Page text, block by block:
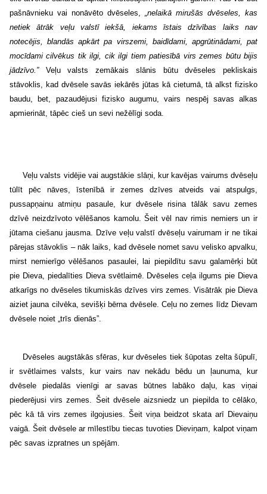
pašnāvnieku vai nonāvēto dvēseles, „nelaikā mirušās dvēseles, kas
netiek ātrāk veļu valstī iekšā, iekams īstais dzīvības laiks nav
notecējis, blandās apkārt pa virszemi, baidīdami, apgrūtinādami, pat
mocīdami cilvēkus tik ilgi, cik ilgi tiem patiesībā virs zemes būtu bijis
jādzīvo.”Veļu valsts zemākais slānis būtu dvēseles pekliskais
stāvoklis, kad dvēsele savās iekārēs jūtas kā cietumā, tā alkst fizisko
baudu, bet, pazaudējusi fizisko augumu, vairs nespēj savas alkas
apmierināt, tāpēc cieš un sevi nežēlīgi soda.
Veļu valsts vidējie vai augstākie slāņi, kur kavējas vairums dvēseļu
tūlīt pēc nāves, īstenībā ir zemes dzīves atveids vai atspulgs,
pussapņainu atmiņu pasaule, kur dvēsele risina tālāk savu zemes
dzīvē neizdzīvoto vēlēšanos kamolu. Šeit vēl nav rimis nemiers un ir
jūtama ciešanu jausma. Dzīve veļu valstī dvēseļu vairumam ir ne tikai
pārejas stāvoklis – nāk laiks, kad dvēsele nomet savu velisko apvalku,
mirst nemierīgo vēlēšanos pasaulei, lai piepildītu savu galamērķi būt
pie Dieva, piedalīties Dieva svētlaimē. Dvēseles ceļa ilgums pie Dieva
atkarīgs no dvēseles tikumiskās dzīves virs zemes. Visātrāk pie Dieva
aiziet jauna cilvēka, sevišķi bērna dvēsele. Ceļu no zemes līdz Dievam
dvēsele noiet „trīs dienās”.
Dvēseles augstākās sfēras, kur dvēseles tiek šūpotas zelta šūpulī,
ir svētlaimes valsts, kur vairs nav nekādu bēdu un ļaunuma, kur
dvēsele piedalās vienīgi ar savas būtnes labāko daļu, kas viņai
piederējusi virs zemes. Šeit dvēsele aizsniedz un piepilda to cēlāko,
pēc kā tā virs zemes ilgojusies. Šeit viņa beidzot skata arī Dievaiņu
vaigā. Šeit dvēsele ar mīlestību tiecas tuvoties Dieviņam, kalpot viņam
pēc savas izpratnes un spējām.